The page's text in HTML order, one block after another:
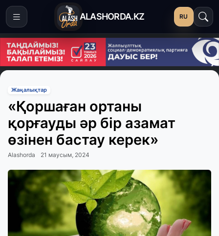
ALASHORDA.KZ RU
Жаңалықтар
«Қоршаған ортаны
қорғауды әр бір азамат
өзінен бастау керек»
Alashorda 21 маусым, 2024